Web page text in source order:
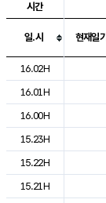
도시별 기상실황표
시간
일.시 현재일기
16.02H
16.01H
16.00H
15.23H
15.22H
15.21H